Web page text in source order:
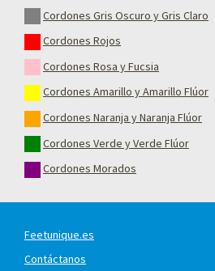
Cordones Gris Oscuro y Gris Claro
Cordones Rojos
Cordones Rosa y Fucsia
Cordones Amarillo y Amarillo Flúor
Cordones Naranja y Naranja Flúor
Cordones Verde y Verde Flúor
Cordones Morados
Feetunique.es
Contáctanos